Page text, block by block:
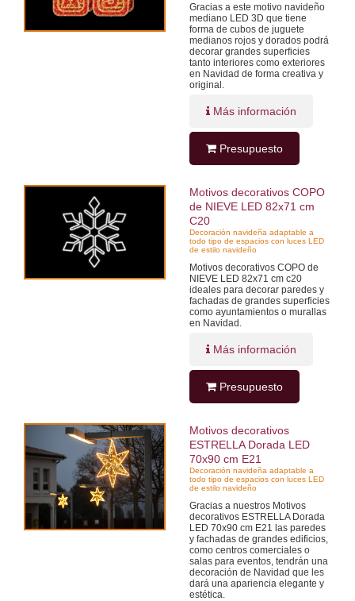
Gracias a este motivo navideño
mediano LED 3D que tiene
forma de cubos de juguete
medianos rojos y dorados podrá
decorar grandes superficies
tanto interiores como exteriores
en Navidad de forma creativa y
original.
Más información
Presupuesto
Motivos decorativos COPO
de NIEVE LED 82x71 cm
C20
Decoración navideña adaptable a
todo tipo de espacios con luces LED
de estilo navideño
Motivos decorativos COPO de
NIEVE LED 82x71 cm c20
ideales para decorar paredes y
fachadas de grandes superficies
como ayuntamientos o murallas
en Navidad.
Más información
Presupuesto
Motivos decorativos
ESTRELLA Dorada LED
70x90 cm E21
Decoración navideña adaptable a
todo tipo de espacios con luces LED
de estilo navideño
Gracias a nuestros Motivos
decorativos ESTRELLA Dorada
LED 70x90 cm E21 las paredes
y fachadas de grandes edificios,
como centros comerciales o
salas para eventos, tendrán una
decoración de Navidad que les
dará una apariencia elegante y
estética.